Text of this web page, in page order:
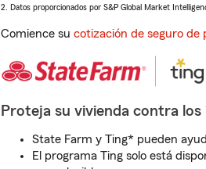
2. Datos proporcionados por S&P Global Market
Comience su cotización de seguro de
Proteja su vivienda contra
State Farm y Ting* pueden
El programa Ting solo está